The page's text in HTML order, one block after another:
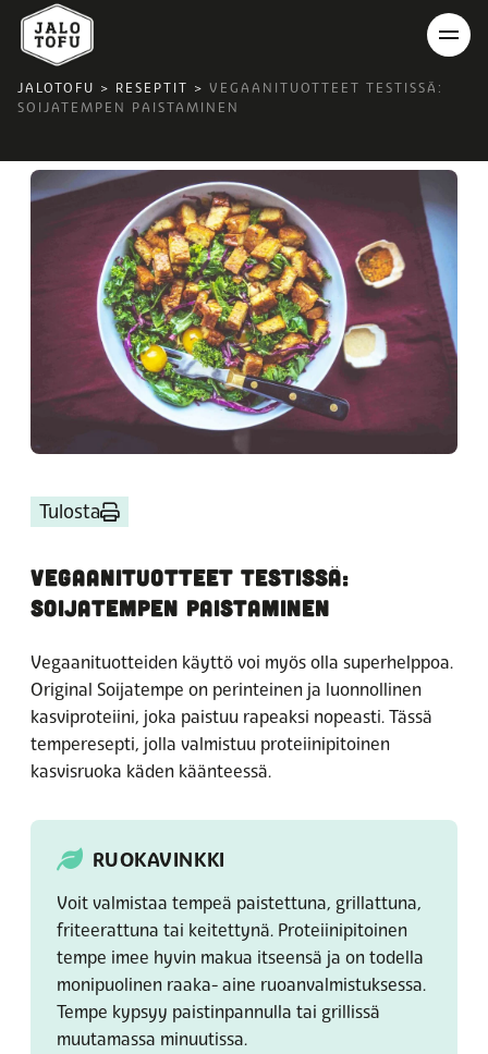
JALOTOFU > RESEPTIT > VEGAANITUOTTEET TESTISSÄ:
SOIJATEMPEN PAISTAMINEN
Tulosta
VEGAANITUOTTEET TESTISSÄ:
SOIJATEMPEN PAISTAMINEN
Vegaanituotteiden käyttö voi myös olla superhelppoa.
Original Soijatempe on perinteinen ja luonnollinen
kasviproteiini, joka paistuu rapeaksi nopeasti. Tässä
temperesepti, jolla valmistuu proteiinipitoinen
kasvisruoka käden käänteessä.
RUOKAVINKKI
Voit valmistaa tempeä paistettuna, grillattuna,
friteerattuna tai keitettynä. Proteiinipitoinen
tempe imee hyvin makua itseensä ja on todella
monipuolinen raaka- aine ruoanvalmistuksessa.
Tempe kypsyy paistinpannulla tai grillissä
muutamassa minuutissa.